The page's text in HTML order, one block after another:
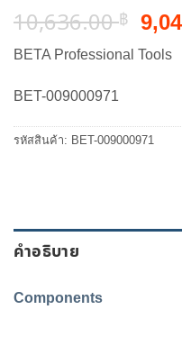
10,636.00฿
price
was:
BETA Professional Tools
BET-009000971
รหัสสินค้า: BET-009000971
คำอธิบาย
Components